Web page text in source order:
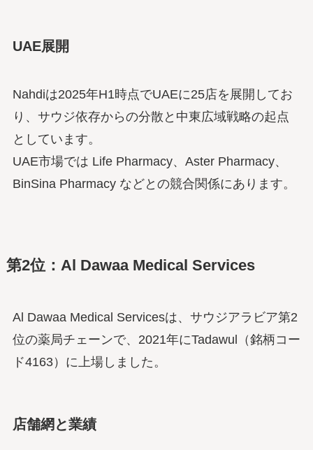
UAE展開
Nahdiは2025年H1時点でUAEに25店を展開してお
り、サウジ依存からの分散と中東広域戦略の起点
としています。
UAE市場では Life Pharmacy、Aster Pharmacy、
BinSina Pharmacy などとの競合関係にあります。
第2位：Al Dawaa Medical Services
Al Dawaa Medical Servicesは、サウジアラビア第2
位の薬局チェーンで、2021年にTadawul（銘柄コー
ド4163）に上場しました。
店舗網と業績